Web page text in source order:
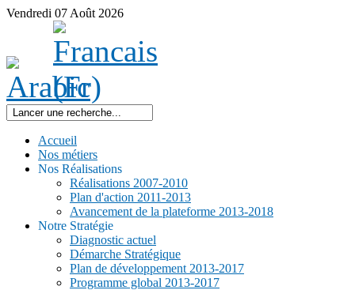
Vendredi 07 Août 2026
Accueil
Nos métiers
Nos Réalisations
Réalisations 2007-2010
Plan d'action 2011-2013
Avancement de la plateforme 2013-2018
Notre Stratégie
Diagnostic actuel
Démarche Stratégique
Plan de développement 2013-2017
Programme global 2013-2017